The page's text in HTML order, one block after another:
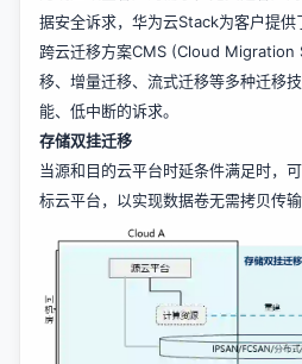
据安全诉求，华为云Stack为客户提
跨云迁移方案CMS (Cloud Migration
移、增量迁移、流式迁移等多种迁移
能、低中断的诉求。
存储双挂迁移
当源和目的云平台时延条件满足时，
标云平台，以实现数据卷无需拷贝传